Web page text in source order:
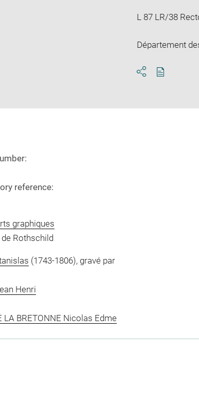
L 87 LR/38
Département
reference:
graphiques
Rothschild
(1743-1806), gravé par
Henri
LA BRETONNE Nicolas Edme